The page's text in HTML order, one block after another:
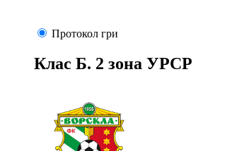
Протокол гри
Клас Б. 2 зона УРСР